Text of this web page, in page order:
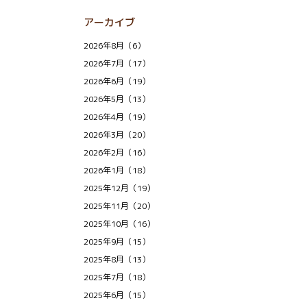
アーカイブ
2026年8月（6）
2026年7月（17）
2026年6月（19）
2026年5月（13）
2026年4月（19）
2026年3月（20）
2026年2月（16）
2026年1月（18）
2025年12月（19）
2025年11月（20）
2025年10月（16）
2025年9月（15）
2025年8月（13）
2025年7月（18）
2025年6月（15）